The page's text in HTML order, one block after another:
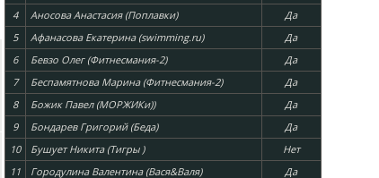
4
Аносова Анастасия (Поплавки)
Да
5
Афанасова Екатерина (swimming.ru)
Да
6
Бевзо Олег (Фитнесмания-2)
Да
7
Беспамятнова Марина (Фитнесмания-2)
Да
8
Божик Павел (МОРЖИКи))
Да
9
Бондарев Григорий (Беда)
Да
10
Бушует Никита (Тигры )
Нет
11
Городулина Валентина (Вася&Валя)
Да